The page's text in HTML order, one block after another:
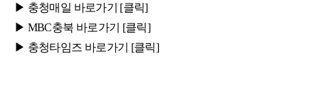
▶ 충청매일 바로가기 [클릭]
▶ MBC충북 바로가기 [클릭]
▶ 충청타임즈 바로가기 [클릭]